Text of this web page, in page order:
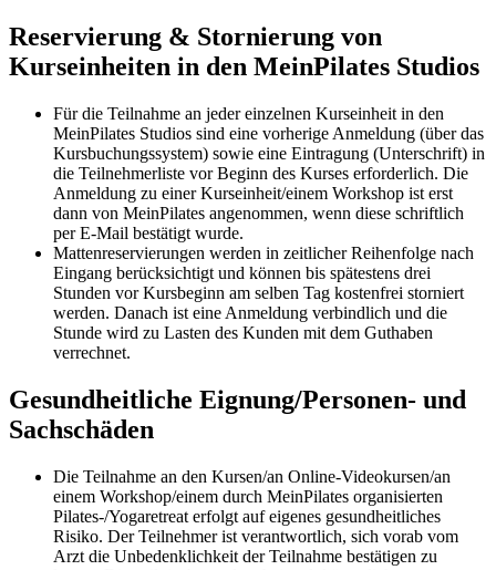
Reservierung & Stornierung von
Kurseinheiten in den MeinPilates Studios
Für die Teilnahme an jeder einzelnen Kurseinheit in den
MeinPilates Studios sind eine vorherige Anmeldung (über das
Kursbuchungssystem) sowie eine Eintragung (Unterschrift) in
die Teilnehmerliste vor Beginn des Kurses erforderlich. Die
Anmeldung zu einer Kurseinheit/einem Workshop ist erst
dann von MeinPilates angenommen, wenn diese schriftlich
per E-Mail bestätigt wurde.
Mattenreservierungen werden in zeitlicher Reihenfolge nach
Eingang berücksichtigt und können bis spätestens drei
Stunden vor Kursbeginn am selben Tag kostenfrei storniert
werden. Danach ist eine Anmeldung verbindlich und die
Stunde wird zu Lasten des Kunden mit dem Guthaben
verrechnet.
Gesundheitliche Eignung/Personen- und
Sachschäden
Die Teilnahme an den Kursen/an Online-Videokursen/an
einem Workshop/einem durch MeinPilates organisierten
Pilates-/Yogaretreat erfolgt auf eigenes gesundheitliches
Risiko. Der Teilnehmer ist verantwortlich, sich vorab vom
Arzt die Unbedenklichkeit der Teilnahme bestätigen zu